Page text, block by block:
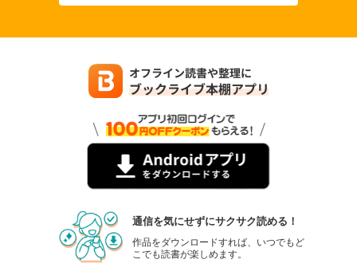
通信を気にせずにサクサク読める！
作品をダウンロードすれば、いつでもど
こでも読書が楽しめます。